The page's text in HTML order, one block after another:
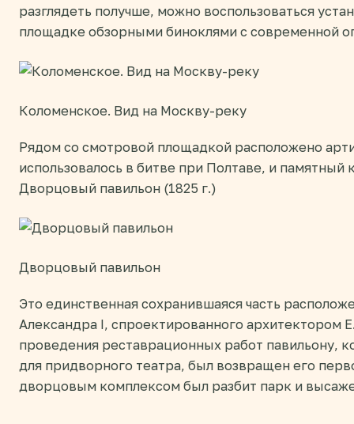
разглядеть получше, можно воспользоваться
площадке обзорными биноклями с современной
Коломенское. Вид на Москву-реку
Рядом со смотровой площадкой расположено
использовалось в битве при Полтаве, и памятный
Дворцовый павильон (1825 г.)
Дворцовый павильон
Это единственная сохранившаяся часть
Александра I, спроектированного архитектором
проведения реставрационных работ павильону,
для придворного театра, был возвращен его
дворцовым комплексом был разбит парк и